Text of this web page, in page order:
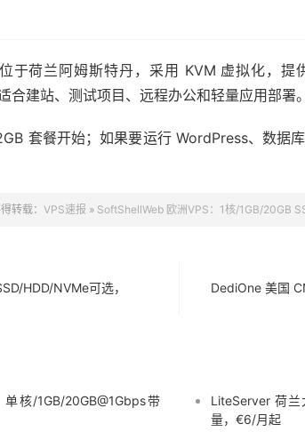
于荷兰阿姆斯特丹，采用 KVM 虚拟化，提
建站、测试项目、远程办公和轻量应用部署。
套餐开始；如果要运行 WordPress、数据
转载： VPS速报 » SoftShellWeb 欧洲VPS：1核/1GB/20GB
HDD/NVMe可选，
DediOne 美国
核/1GB/20GB@1Gbps带
LiteServer 荷兰
量，€6/月起